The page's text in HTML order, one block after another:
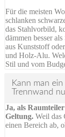
Für die meisten
schlanken
das Stahlvorbild,
dämmen besser
aus Kunststoff
und Holz-Alu.
Stil und vom
Kann man
Trennwand
Ja, als
Geltung. Weil das
einen Bereich ab,